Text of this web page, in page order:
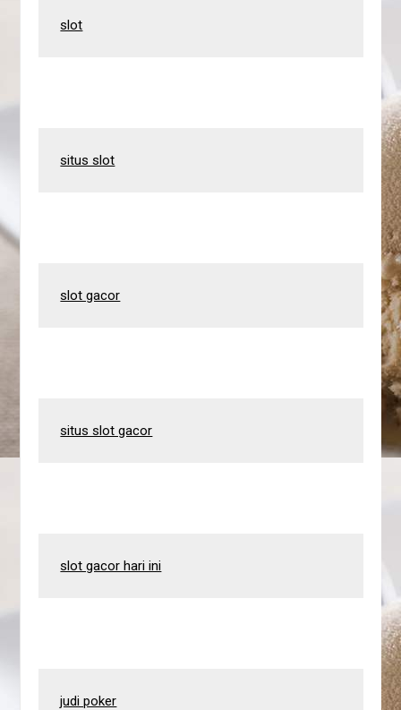
slot
situs slot
slot gacor
situs slot gacor
slot gacor hari ini
judi poker